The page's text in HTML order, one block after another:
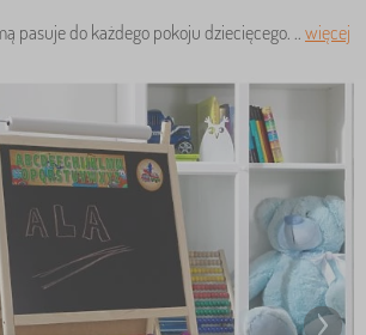
pasuje do każdego pokoju dziecięcego. .. więcej